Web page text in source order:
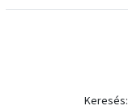
Keresés: